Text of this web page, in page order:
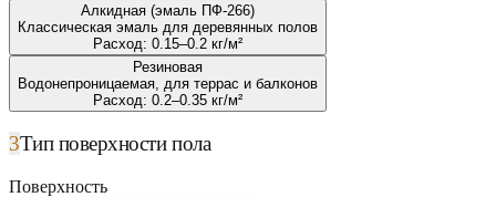
Алкидная (эмаль ПФ-266)
Классическая эмаль для деревянных полов
Расход: 0.15–0.2 кг/м²
Резиновая
Водонепроницаемая, для террас и балконов
Расход: 0.2–0.35 кг/м²
3Тип поверхности пола
Поверхность